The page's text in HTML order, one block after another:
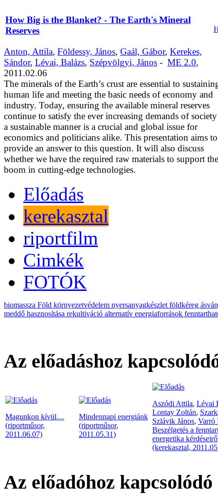
How Big is the Blanket? - The Earth's Mineral
Reserves
Anton, Attila, Földessy, János, Gaál, Gábor, Kerekes,
Sándor, Lévai, Balázs, Szépvölgyi, János - ME 2.0,
2011.02.06
The minerals of the Earth’s crust are essential to
human life and meeting the basic needs of economy and
industry. Today, ensuring the available mineral reserves
continue to satisfy the ever increasing demands of
a sustainable manner is a crucial and global issue for
economics and politicians alike. This presentation aims to
provide an answer to this question. It will also discuss
whether we have the required raw materials to support the
boom in cutting-edge technologies.
Előadás
kerekasztal
riportfilm
Cimkék
FOTÓK
biomassza Föld környezetvédelem nyersanyagkészlet földkéreg
meddő hasznosítása rekultiváció alternatív energiaforrások
Az előadáshoz
Magunkon kívül…
(riportműsor,
2011.06.07)
Mindennapi energiánk
(riportműsor,
2011.05.31)
Aszódi Attila, Lévai
Lontay Zoltán,
Szlávik János, Varró
Beszélgetés a
energetika
(kerekasztal,
Az előadóhoz